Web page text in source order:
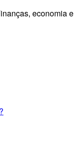
economia e